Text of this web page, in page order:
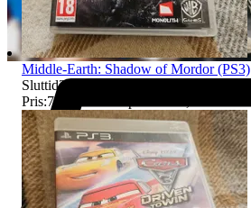
Middle-Earth: Shadow of Mordor (PS3)
Sluttid21:41
Pris:78 kr